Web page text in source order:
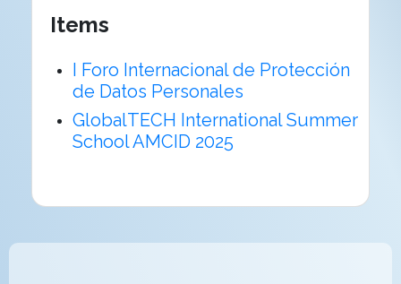
Items
I Foro Internacional de Protección
de Datos Personales
GlobalTECH International Summer
School AMCID 2025